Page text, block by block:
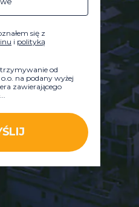
się z
i polityką
od
na podany wyżej
zawierającego